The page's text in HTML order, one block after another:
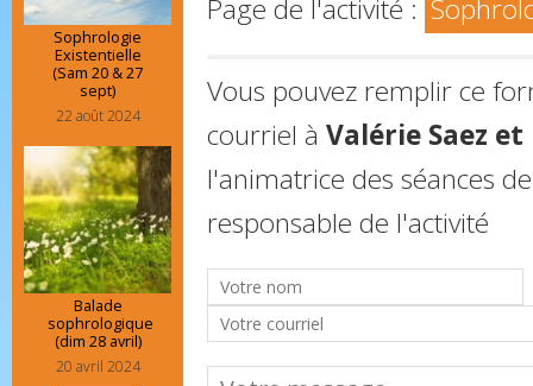
Page de l'activité :
Vous pouvez remplir ce
courriel à Valérie Saez
l'animatrice des séances
responsable de l'activité
Sophrologie
Existentielle
(Sam 20 & 27
sept)
22 août 2024
Balade
sophrologique
(dim 28 avril)
20 avril 2024